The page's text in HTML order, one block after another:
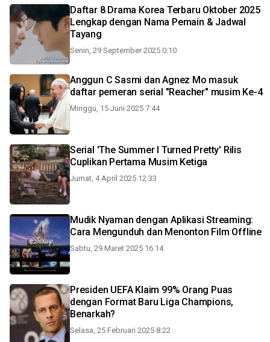
Daftar 8 Drama Korea Terbaru Oktober 2025
Lengkap dengan Nama Pemain & Jadwal
Tayang
Senin, 29 September 2025 0:10
Anggun C Sasmi dan Agnez Mo masuk
daftar pemeran serial "Reacher" musim Ke-4
Minggu, 15 Juni 2025 7:44
Serial 'The Summer I Turned Pretty' Rilis
Cuplikan Pertama Musim Ketiga
Jumat, 4 April 2025 12:33
Mudik Nyaman dengan Aplikasi Streaming:
Cara Mengunduh dan Menonton Film Offline
Sabtu, 29 Maret 2025 16:14
Presiden UEFA Klaim 99% Orang Puas
dengan Format Baru Liga Champions,
Benarkah?
Selasa, 25 Februari 2025 8:22